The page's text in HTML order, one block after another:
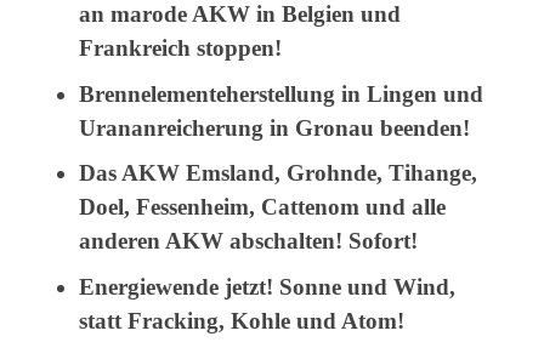
an marode AKW in Belgien und
Frankreich stoppen!
Brennelementeherstellung in Lingen und
Urananreicherung in Gronau beenden!
Das AKW Emsland, Grohnde, Tihange,
Doel, Fessenheim, Cattenom und alle
anderen AKW abschalten! Sofort!
Energiewende jetzt! Sonne und Wind,
statt Fracking, Kohle und Atom!